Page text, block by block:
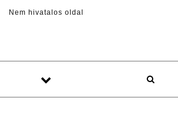
Nem hivatalos oldal